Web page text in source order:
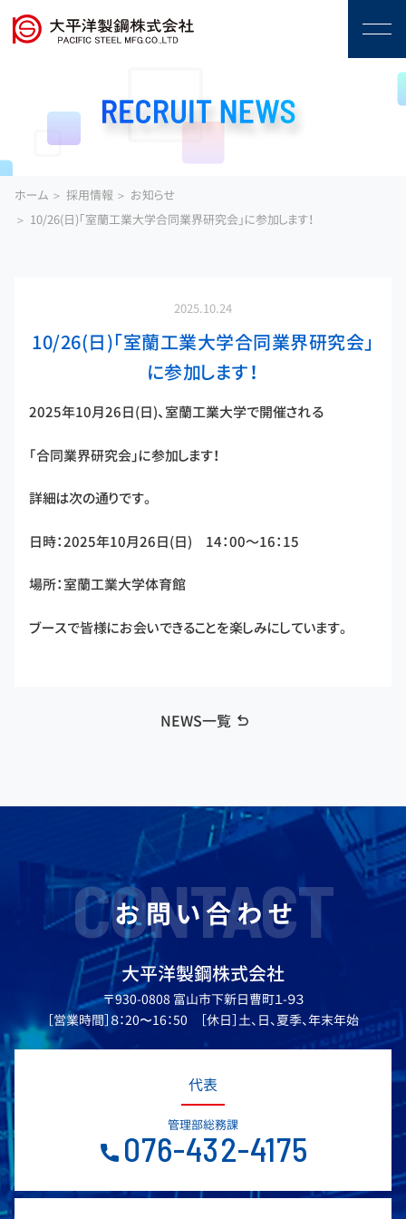
ホーム 採用情報
お知らせ
10/26(日)「室蘭工業大学合同業界研究会」に参加します！
2025.10.24
10/26(日)「室蘭工業大学合同業界研究会」
に参加します！
2025年10月26日(日)、室蘭工業大学で開催される
「合同業界研究会」に参加します！
詳細は次の通りです。
日時：2025年10月26日(日) 14：00～16：15
場所：室蘭工業大学体育館
ブースで皆様にお会いできることを楽しみにしています。
NEWS一覧
CONTACT
お問い合わせ
大平洋製鋼株式会社
〒930-0808 富山市下新日曹町１-９３
［営業時間］８：20〜16：50 ［休日］土、日、夏季、年末年始
代表
管理部総務課
076-432-4175